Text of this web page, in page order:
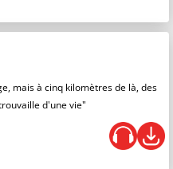
mais à cinq kilomètres de là, des
d'une vie"